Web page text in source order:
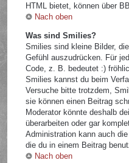
HTML bietet, können über
Nach oben
Was sind Smilies?
Smilies sind kleine Bilder,
Gefühl auszudrücken. Für
Code, z. B. bedeutet :)
Smilies kannst du beim
Versuche bitte trotzdem,
sie können einen Beitrag
Moderator könnte deshalb
überarbeiten oder gar
Administration kann auch
die du in einem Beitrag
Nach oben